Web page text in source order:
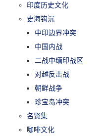
印度历史文化
史海钩沉
中印边界冲突
中国内战
二战中缅印战区
对越反击战
朝鲜战争
珍宝岛冲突
名贤集
咖啡文化